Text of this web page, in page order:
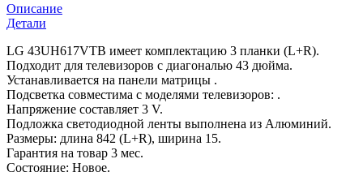
Описание
Детали
LG 43UH617VTB имеет комплектацию 3 планки (L+R).
Подходит для телевизоров с диагональю 43 дюйма.
Устанавливается на панели матрицы .
Подсветка совместима с моделями телевизоров: .
Напряжение составляет 3 V.
Подложка светодиодной ленты выполнена из Алюминий.
Размеры: длина 842 (L+R), ширина 15.
Гарантия на товар 3 мес.
Состояние: Новое.